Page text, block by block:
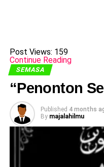
Post Views: 159
Continue Reading
SEMASA
“Penonton
Published 4 months
By majalahilmu